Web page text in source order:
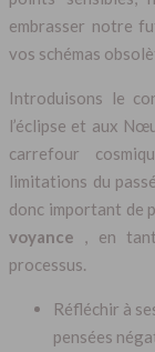
embrasser notre
vos schémas
Introduisons le
l’éclipse et aux
carrefour
limitations du
donc important de
voyance
, en
processus.
Réfléchir à
pensées